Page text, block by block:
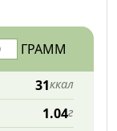
ГРАММ
31ккал
1.04г